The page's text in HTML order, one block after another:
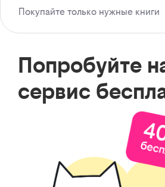
Покупайте только нужные книги
Попробуйте
сервис